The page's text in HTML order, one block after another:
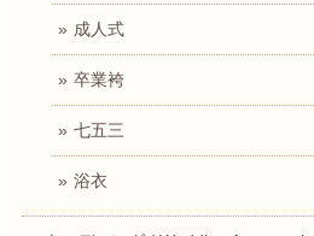
成人式
卒業袴
七五三
浴衣